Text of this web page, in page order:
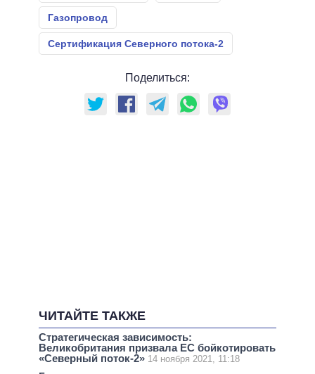
Газопровод
Сертификация Северного потока-2
Поделиться:
ЧИТАЙТЕ ТАКЖЕ
Стратегическая зависимость:
Великобритания призвала ЕС бойкотировать
«Северный поток-2» 14 ноября 2021, 11:18